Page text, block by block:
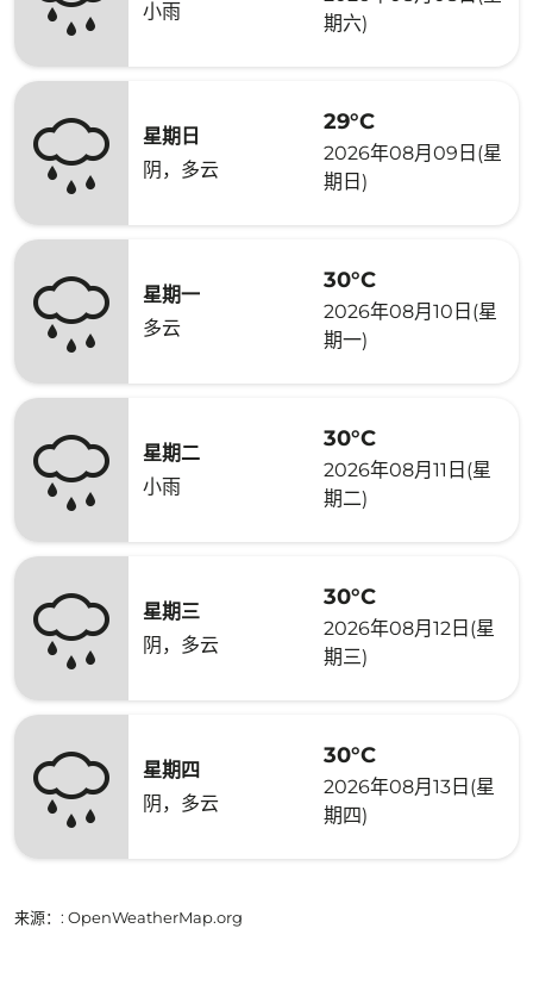
小雨
期六)
星期日
阴，多云
29°C
2026年08月09日(星
期日)
星期一
多云
30°C
2026年08月10日(星
期一)
星期二
小雨
30°C
2026年08月11日(星
期二)
星期三
阴，多云
30°C
2026年08月12日(星
期三)
星期四
阴，多云
30°C
2026年08月13日(星
期四)
来源： : OpenWeatherMap.org